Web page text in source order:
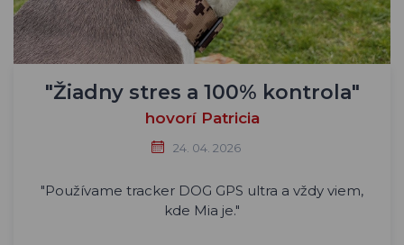
"Žiadny stres a 100% kontrola"
hovorí Patricia
24. 04. 2026
"Používame tracker DOG GPS ultra a vždy viem,
kde Mia je."